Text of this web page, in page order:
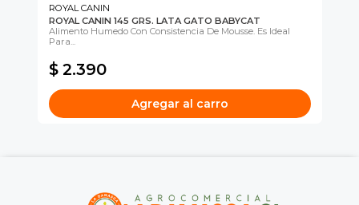
ROYAL CANIN
ROYAL CANIN 145 GRS. LATA GATO BABYCAT
Alimento Humedo Con Consistencia De Mousse. Es Ideal
Para...
$ 2.390
Agregar al carro